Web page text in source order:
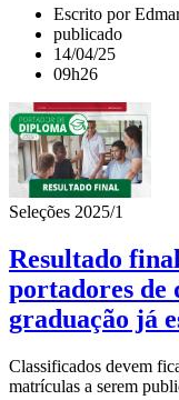
Escrito por
publicado
14/04/25
09h26
Seleções 2025/1
Resultado
portadores de
graduação já
Classificados devem
matrículas a serem